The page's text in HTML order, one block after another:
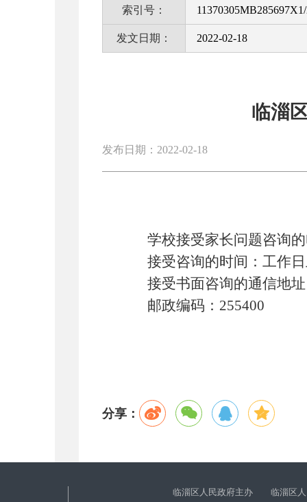
索引号：
发文日期： 2022-02-18
临淄
发布日期：2022-02-18
学校接受家长问题咨询
接受咨询的时间：工作
接受书面咨询的通信地
邮政编码： 255400
分享：
临淄区人民政府主办 临淄区人